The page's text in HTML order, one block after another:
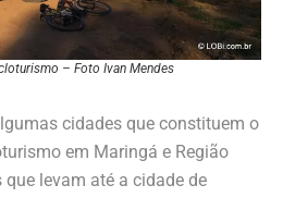
– Foto Ivan Mendes
cidades que constituem o
em Maringá e Região
levam até a cidade de